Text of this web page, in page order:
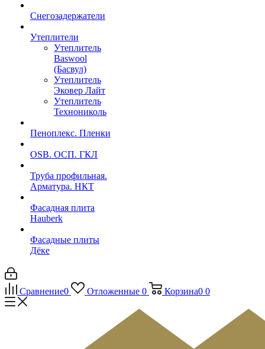
Снегозадержатели
Утеплители
Утеплитель
Baswool
(Басвул)
Утеплитель
Эковер Лайт
Утеплитель
Технониколь
Пеноплекс. Пленки
OSB. ОСП. ГКЛ
Труба профильная.
Арматура. НКТ
Фасадная плита
Hauberk
Фасадные плиты
Дёке
Сравнение0 Отложенные 0 Корзина0 0